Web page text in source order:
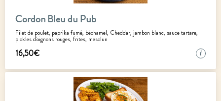
Cordon Bleu du Pub
Filet de poulet, paprika fumé, béchamel, Cheddar, jambon blanc, sauce tartare,
pickles d'oignons rouges, frites, mesclun
16,50€ i